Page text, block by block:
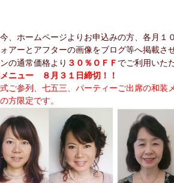
、ホームページよりお申込みの方、各月１
アーとアフターの画像をブログ等へ掲載さ
の通常価格より ３０％ＯＦＦ でご利用いた
ニュー ８月３１日締切！！
ご参列、七五三、パーティーご出席の和装
方限定です。